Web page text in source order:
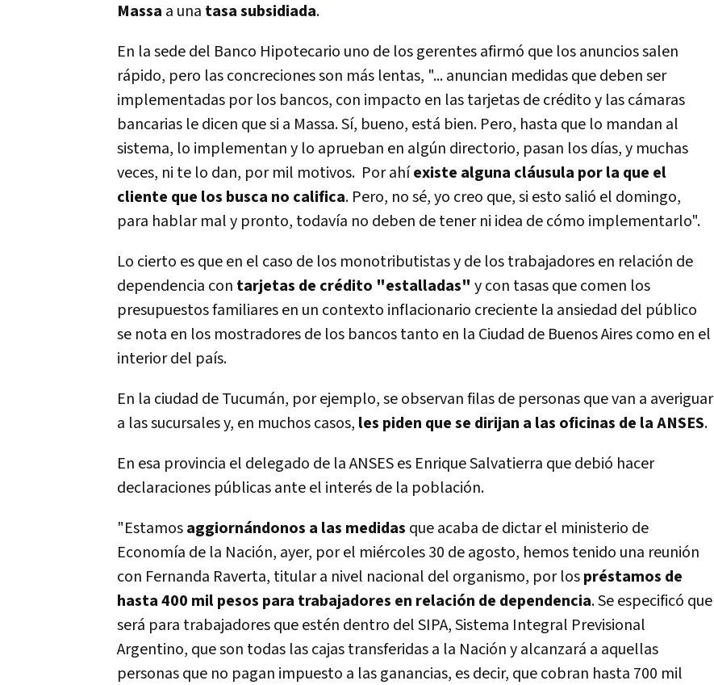
Massa a una tasa subsidiada.
En la sede del Banco Hipotecario uno de los gerentes afirmó que los anuncios salen
rápido, pero las concreciones son más lentas, "... anuncian medidas que deben ser
implementadas por los bancos, con impacto en las tarjetas de crédito y las cámaras
bancarias le dicen que si a Massa. Sí, bueno, está bien. Pero, hasta que lo mandan al
sistema, lo implementan y lo aprueban en algún directorio, pasan los días, y muchas
veces, ni te lo dan, por mil motivos. Por ahíexiste alguna cláusula por la que el
cliente que los busca no califica. Pero, no sé, yo creo que, si esto salió el domingo,
para hablar mal y pronto, todavía no deben de tener ni idea de cómo implementarlo".
Lo cierto es que en el caso de los monotributistas y de los trabajadores en relación de
dependencia con tarjetas de crédito "estalladas" y con tasas que comen los
presupuestos familiares en un contexto inflacionario creciente la ansiedad del público
se nota en los mostradores de los bancos tanto en la Ciudad de Buenos Aires como en el
interior del país.
En la ciudad de Tucumán, por ejemplo, se observan filas de personas que van a averiguar
a las sucursales y, en muchos casos, les piden que se dirijan a las oficinas de la ANSES.
En esa provincia el delegado de la ANSES es Enrique Salvatierra que debió hacer
declaraciones públicas ante el interés de la población.
"Estamosaggiornándonos a las medidas que acaba de dictar el ministerio de
Economía de la Nación, ayer, por el miércoles 30 de agosto, hemos tenido una reunión
con Fernanda Raverta, titular a nivel nacional del organismo, por lospréstamos de
hasta 400 mil pesos para trabajadores en relación de dependencia. Se especificó que
será para trabajadores que estén dentro del SIPA, Sistema Integral Previsional
Argentino, que son todas las cajas transferidas a la Nación y alcanzará a aquellas
personas que no pagan impuesto a las ganancias, es decir, que cobran hasta 700 mil